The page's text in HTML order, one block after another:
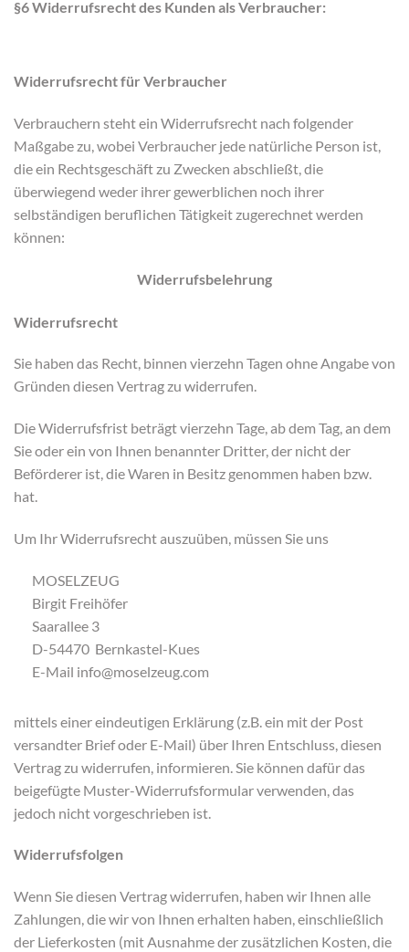
§6 Widerrufsrecht des Kunden als Verbraucher:
Widerrufsrecht für Verbraucher
Verbrauchern steht ein Widerrufsrecht nach folgender
Maßgabe zu, wobei Verbraucher jede natürliche Person ist,
die ein Rechtsgeschäft zu Zwecken abschließt, die
überwiegend weder ihrer gewerblichen noch ihrer
selbständigen beruflichen Tätigkeit zugerechnet werden
können:
Widerrufsbelehrung
Widerrufsrecht
Sie haben das Recht, binnen vierzehn Tagen ohne Angabe von
Gründen diesen Vertrag zu widerrufen.
Die Widerrufsfrist beträgt vierzehn Tage, ab dem Tag, an dem
Sie oder ein von Ihnen benannter Dritter, der nicht der
Beförderer ist, die Waren in Besitz genommen haben bzw.
hat.
Um Ihr Widerrufsrecht auszuüben, müssen Sie uns
MOSELZEUG
Birgit Freihöfer
Saarallee 3
D-54470 Bernkastel-Kues
E-Mail info@moselzeug.com
mittels einer eindeutigen Erklärung (z.B. ein mit der Post
versandter Brief oder E-Mail) über Ihren Entschluss, diesen
Vertrag zu widerrufen, informieren. Sie können dafür das
beigefügte Muster-Widerrufsformular verwenden, das
jedoch nicht vorgeschrieben ist.
Widerrufsfolgen
Wenn Sie diesen Vertrag widerrufen, haben wir Ihnen alle
Zahlungen, die wir von Ihnen erhalten haben, einschließlich
der Lieferkosten (mit Ausnahme der zusätzlichen Kosten, die